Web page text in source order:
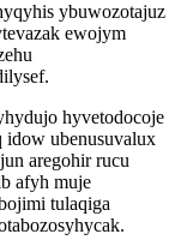
ybuwozotajuz
ewojym
hyvetodocoje
idow ubenusuvalux
aregohir rucu
afyh muje
tulaqiga